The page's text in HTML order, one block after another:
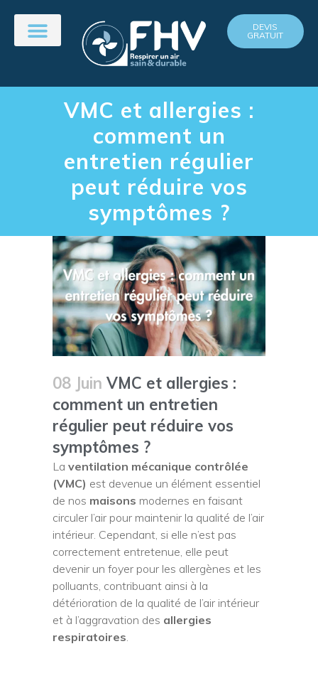
DEVIS
GRATUIT
VMC et allergies :
comment un
entretien régulier
peut réduire vos
symptômes ?
08 Juin VMC et allergies :
comment un entretien
régulier peut réduire vos
symptômes ?
La ventilation mécanique contrôlée
(VMC) est devenue un élément essentiel
de nos maisons modernes en faisant
circuler l’air pour maintenir la qualité de l’air
intérieur. Cependant, si elle n’est pas
correctement entretenue, elle peut
devenir un foyer pour les allergènes et les
polluants, contribuant ainsi à la
détérioration de la qualité de l’air intérieur
et à l’aggravation des allergies
respiratoires